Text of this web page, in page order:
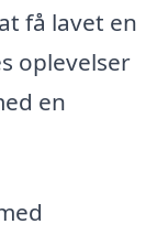
få lavet en
oplevelser
en